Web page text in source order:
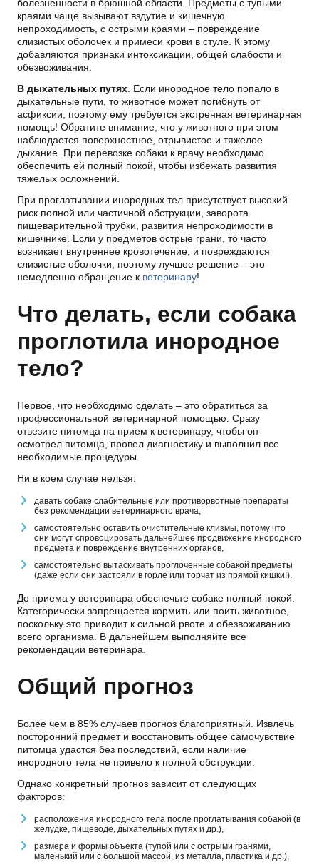
болезненности в брюшной области. Предметы с тупыми
краями чаще вызывают вздутие и кишечную
непроходимость, с острыми краями – повреждение
слизистых оболочек и примеси крови в стуле. К этому
добавляются признаки интоксикации, общей слабости и
обезвоживания.
В дыхательных путях . Если инородное тело попало в
дыхательные пути, то животное может погибнуть от
асфиксии, поэтому ему требуется экстренная ветеринарная
помощь! Обратите внимание, что у животного при этом
наблюдается поверхностное, отрывистое и тяжелое
дыхание. При перевозке собаки к врачу необходимо
обеспечить ей полный покой, чтобы избежать развития
тяжелых осложнений.
При проглатывании инородных тел присутствует высокий
риск полной или частичной обструкции, заворота
пищеварительной трубки, развития непроходимости в
кишечнике. Если у предметов острые грани, то часто
возникает внутреннее кровотечение, и повреждаются
слизистые оболочки, поэтому лучшее решение – это
немедленно обращение к ветеринару!
Что делать, если собака
проглотила инородное
тело?
Первое, что необходимо сделать – это обратиться за
профессиональной ветеринарной помощью. Сразу
отвезите питомца на прием к ветеринару, чтобы он
осмотрел питомца, провел диагностику и выполнил все
необходимые процедуры.
Ни в коем случае нельзя:
давать собаке слабительные или противорвотные препараты
без рекомендации ветеринарного врача,
самостоятельно оставить очистительные клизмы, потому что
они могут спровоцировать дальнейшее продвижение инородного
предмета и повреждение внутренних органов,
самостоятельно вытаскивать проглоченные собакой предметы
(даже если они застряли в горле или торчат из прямой кишки!).
До приема у ветеринара обеспечьте собаке полный покой.
Категорически запрещается кормить или поить животное,
поскольку это приводит к сильной рвоте и обезвоживанию
всего организма. В дальнейшем выполняйте все
рекомендации ветеринара.
Общий прогноз
Более чем в 85% случаев прогноз благоприятный. Извлечь
посторонний предмет и восстановить общее самочувствие
питомца удастся без последствий, если наличие
инородного тела не привело к полной обструкции.
Однако конкретный прогноз зависит от следующих
факторов:
расположения инородного тела после проглатывания собакой (в
желудке, пищеводе, дыхательных путях и др.),
размера и формы объекта (тупой или с острыми гранями,
маленький или с большой массой, из металла, пластика и др.),